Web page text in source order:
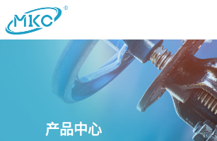
产品中心